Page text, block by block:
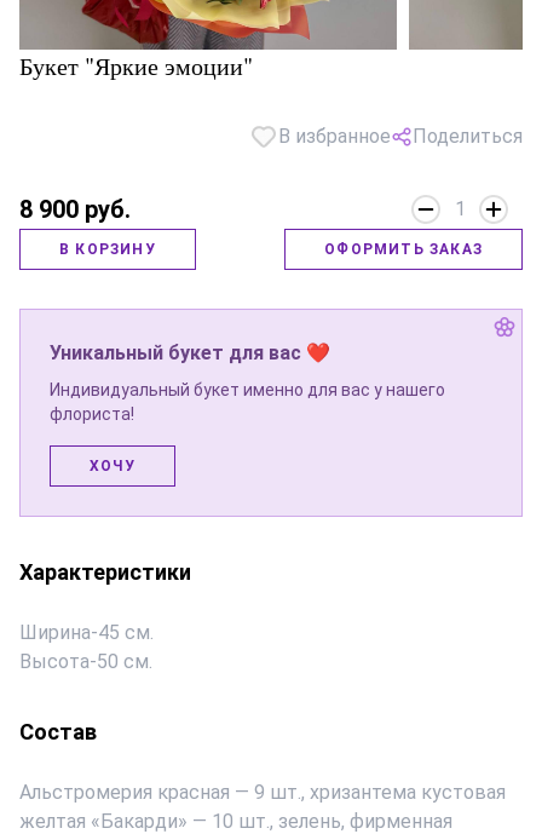
Букет "Яркие эмоции"
В избранное Поделиться
8 900 руб. 1
В КОРЗИНУ ОФОРМИТЬ ЗАКАЗ
Уникальный букет для вас ❤
Индивидуальный букет именно для вас у нашего
флориста!
ХОЧУ
Характеристики
Ширина-45 см.
Высота-50 см.
Состав
Альстромерия красная — 9 шт., хризантема кустовая
желтая «Бакарди» — 10 шт., зелень, фирменная